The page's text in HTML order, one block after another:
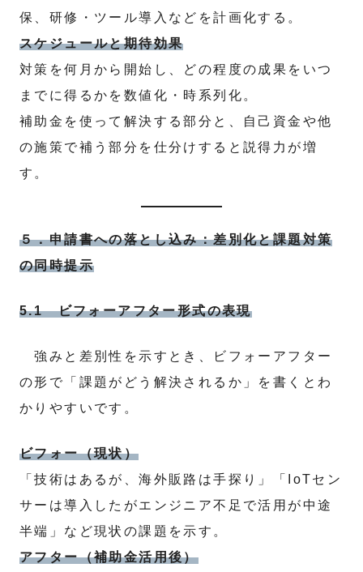
保、研修・ツール導入などを計画化する。
スケジュールと期待効果
対策を何月から開始し、どの程度の成果をいつ
までに得るかを数値化・時系列化。
補助金を使って解決する部分と、自己資金や他
の施策で補う部分を仕分けすると説得力が増
す。
５．申請書への落とし込み：差別化と課題対策
の同時提示
5.1 ビフォーアフター形式の表現
強みと差別性を示すとき、ビフォーアフター
の形で「課題がどう解決されるか」を書くとわ
かりやすいです。
ビフォー（現状）
「技術はあるが、海外販路は手探り」「IoTセン
サーは導入したがエンジニア不足で活用が中途
半端」など現状の課題を示す。
アフター（補助金活用後）